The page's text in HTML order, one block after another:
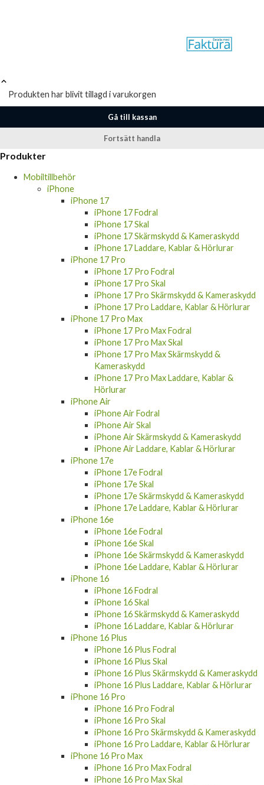
Produkten har blivit tillagd i varukorgen
Gå till kassan
Fortsätt handla
Produkter
Mobiltillbehör
iPhone
iPhone 17
iPhone 17 Fodral
iPhone 17 Skal
iPhone 17 Skärmskydd & Kameraskydd
iPhone 17 Laddare, Kablar & Hörlurar
iPhone 17 Pro
iPhone 17 Pro Fodral
iPhone 17 Pro Skal
iPhone 17 Pro Skärmskydd & Kameraskydd
iPhone 17 Pro Laddare, Kablar & Hörlurar
iPhone 17 Pro Max
iPhone 17 Pro Max Fodral
iPhone 17 Pro Max Skal
iPhone 17 Pro Max Skärmskydd &
Kameraskydd
iPhone 17 Pro Max Laddare, Kablar &
Hörlurar
iPhone Air
iPhone Air Fodral
iPhone Air Skal
iPhone Air Skärmskydd & Kameraskydd
iPhone Air Laddare, Kablar & Hörlurar
iPhone 17e
iPhone 17e Fodral
iPhone 17e Skal
iPhone 17e Skärmskydd & Kameraskydd
iPhone 17e Laddare, Kablar & Hörlurar
iPhone 16e
iPhone 16e Fodral
iPhone 16e Skal
iPhone 16e Skärmskydd & Kameraskydd
iPhone 16e Laddare, Kablar & Hörlurar
iPhone 16
iPhone 16 Fodral
iPhone 16 Skal
iPhone 16 Skärmskydd & Kameraskydd
iPhone 16 Laddare, Kablar & Hörlurar
iPhone 16 Plus
iPhone 16 Plus Fodral
iPhone 16 Plus Skal
iPhone 16 Plus Skärmskydd & Kameraskydd
iPhone 16 Plus Laddare, Kablar & Hörlurar
iPhone 16 Pro
iPhone 16 Pro Fodral
iPhone 16 Pro Skal
iPhone 16 Pro Skärmskydd & Kameraskydd
iPhone 16 Pro Laddare, Kablar & Hörlurar
iPhone 16 Pro Max
iPhone 16 Pro Max Fodral
iPhone 16 Pro Max Skal